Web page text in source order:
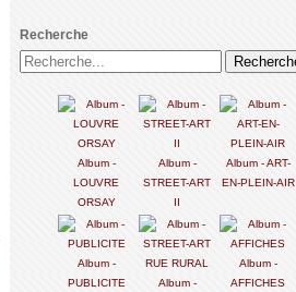
Recherche
Album -
LOUVRE
ORSAY
Album -
STREET-ART
II
Album - ART-
EN-PLEIN-AIR
Album -
PUBLICITE
Album -
Album -
AFFICHES